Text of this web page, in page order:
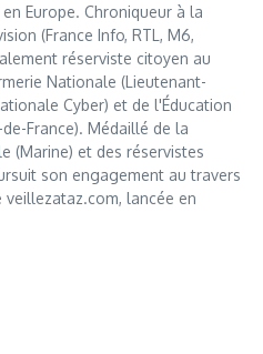
Europe. Chroniqueur à la
(France Info, RTL, M6,
réserviste citoyen au
Nationale (Lieutenant-
Cyber) et de l'Éducation
France). Médaillé de la
(Marine) et des réservistes
son engagement au travers
veillezataz.com, lancée en